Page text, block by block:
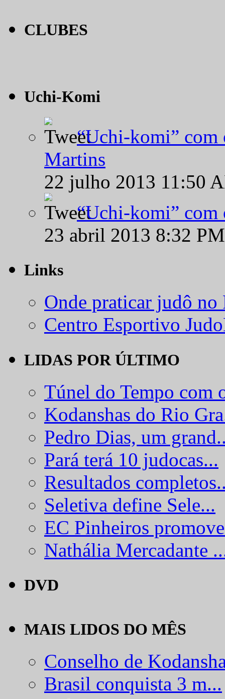
CLUBES
Uchi-Komi
“Uchi-komi” com
Martins
22 julho 2013 11:50
“Uchi-komi” com
23 abril 2013 8:32
Links
Onde praticar judô
Centro Esportivo
LIDAS POR ÚLTIMO
Túnel do Tempo com
Kodanshas do Rio
Pedro Dias, um
Pará terá 10 judocas...
Resultados
Seletiva define Sele...
EC Pinheiros
Nathália Mercadante
DVD
MAIS LIDOS DO MÊS
Conselho de
Brasil conquista 3 m...